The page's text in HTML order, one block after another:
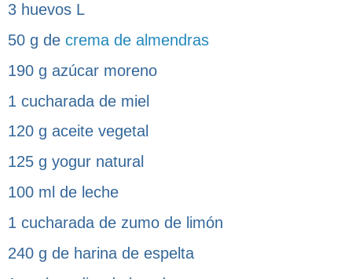
3 huevos L
50 g de crema de almendras
190 g azúcar moreno
1 cucharada de miel
120 g aceite vegetal
125 g yogur natural
100 ml de leche
1 cucharada de zumo de limón
240 g de harina de espelta